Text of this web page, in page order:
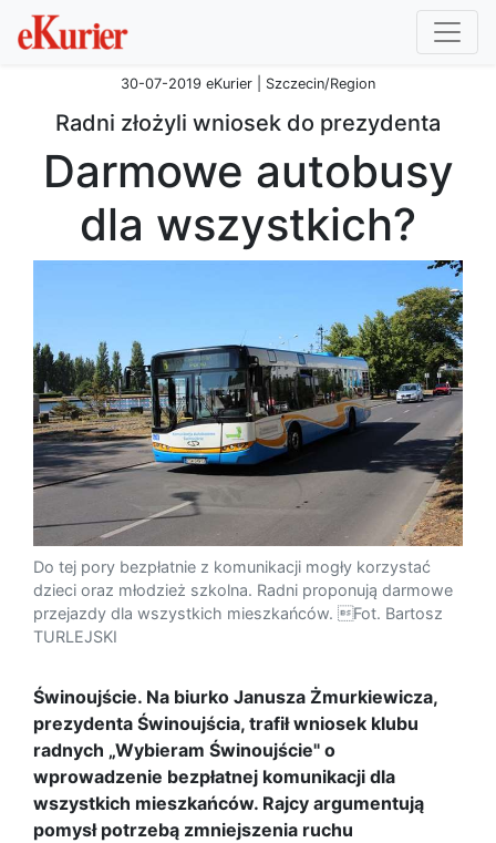
30-07-2019 eKurier | Szczecin/Region
Radni złożyli wniosek do prezydenta
Darmowe autobusy
dla wszystkich?
Do tej pory bezpłatnie z komunikacji mogły korzystać
dzieci oraz młodzież szkolna. Radni proponują darmowe
przejazdy dla wszystkich mieszkańców. Fot. Bartosz
TURLEJSKI
Świnoujście. Na biurko Janusza Żmurkiewicza,
prezydenta Świnoujścia, trafił wniosek klubu
radnych „Wybieram Świnoujście" o
wprowadzenie bezpłatnej komunikacji dla
wszystkich mieszkańców. Rajcy argumentują
pomysł potrzebą zmniejszenia ruchu